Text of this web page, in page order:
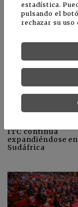
Los berries de
en desventaja
de fitosanitarios
ITC continúa
expandiéndose en
Sudáfrica
estadística.
pulsando el
rechazar su